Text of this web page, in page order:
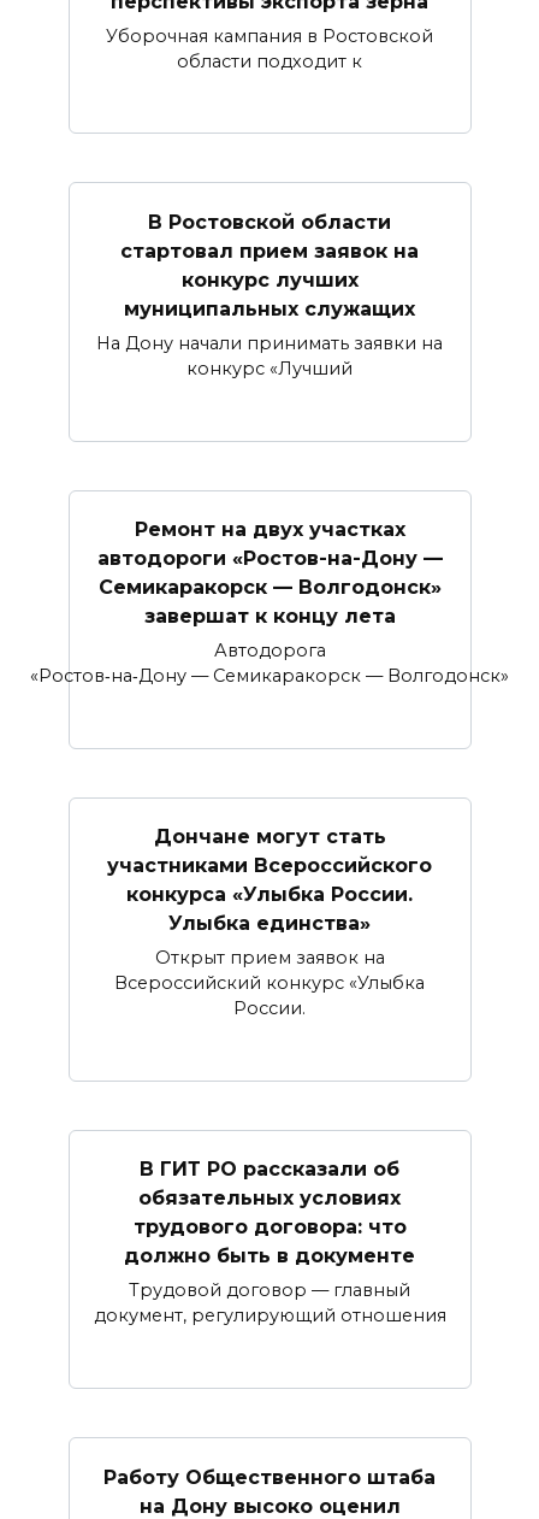
Уборочная кампания в Ростовской
области подходит к
В Ростовской области
стартовал прием заявок на
конкурс лучших
муниципальных служащих
На Дону начали принимать заявки на
конкурс «Лучший
Ремонт на двух участках
автодороги «Ростов-на-Дону —
Семикаракорск — Волгодонск»
завершат к концу лета
Автодорога
«Ростов‑на‑Дону — Семикаракорск — Волгодонск»
Дончане могут стать
участниками Всероссийского
конкурса «Улыбка России.
Улыбка единства»
Открыт прием заявок на
Всероссийский конкурс «Улыбка
России.
В ГИТ РО рассказали об
обязательных условиях
трудового договора: что
должно быть в документе
Трудовой договор — главный
документ, регулирующий отношения
Работу Общественного штаба
на Дону высоко оценил